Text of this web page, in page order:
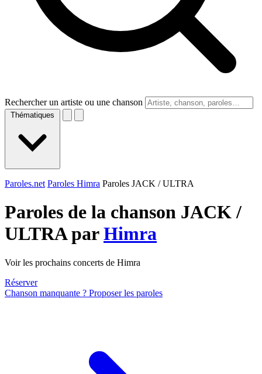
Rechercher un artiste ou une chanson
Thématiques
Paroles.net Paroles Himra Paroles JACK / ULTRA
Paroles de la chanson JACK /
ULTRA parHimra
Voir les prochains concerts de Himra
Réserver
Chanson manquante ? Proposer les paroles